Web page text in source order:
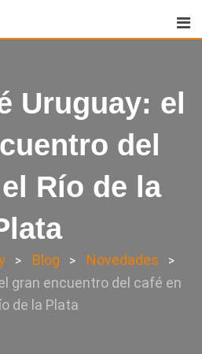
Uruguay: el
del
Río de la
> Blog > Novedades >
gran encuentro del café en
de la Plata